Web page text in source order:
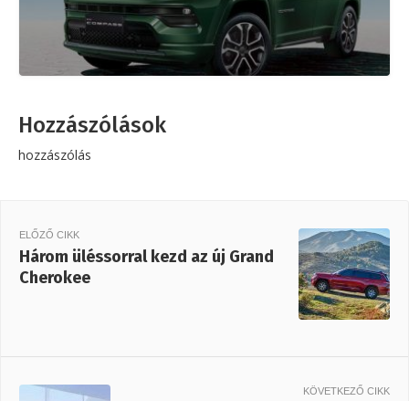
Hozzászólások
hozzászólás
ELŐZŐ CIKK
Három üléssorral kezd az új Grand
Cherokee
KÖVETKEZŐ CIKK